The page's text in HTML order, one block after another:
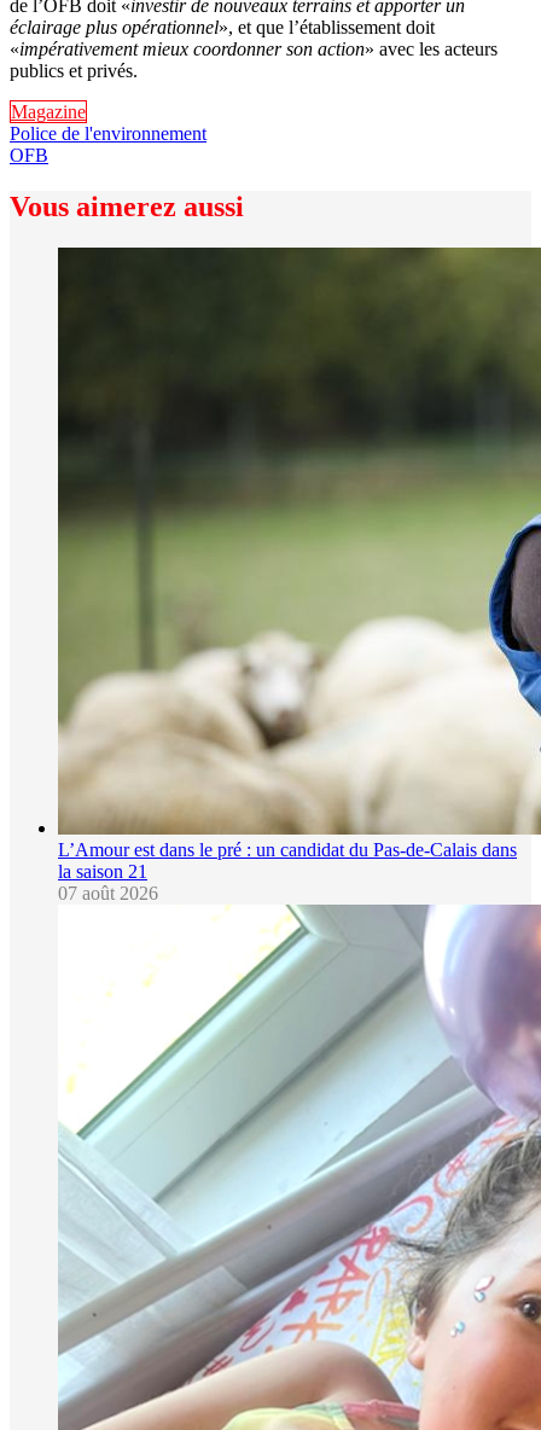
de l’OFB doit «investir de nouveaux terrains et apporter un
éclairage plus opérationnel», et que l’établissement doit
«impérativement mieux coordonner son action» avec les acteurs
publics et privés.
Magazine
Police de l'environnement
OFB
Vous aimerez aussi
L’Amour est dans le pré : un candidat du Pas-de-Calais dans
la saison 21
07 août 2026